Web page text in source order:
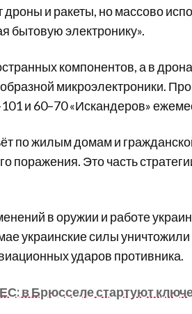
и ракеты, но массово
бытовую электронику».
компонентов, а в
микроэлектроники.
и 60–70 «Искандеров»
по жилым домам и
поражения. Это часть
в оружии и работе
украинские силы
ударов противника.
в Брюсселе стартуют